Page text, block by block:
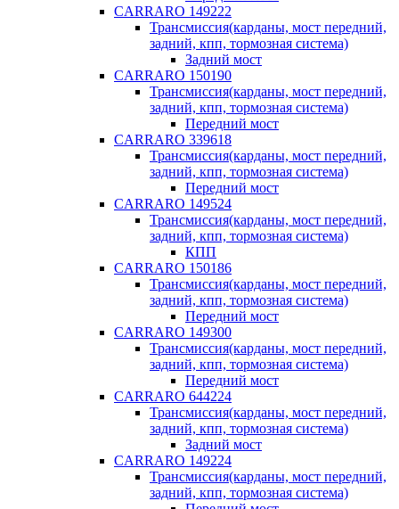
CARRARO 149222
Трансмиссия(карданы, мост передний,
задний, кпп, тормозная система)
Задний мост
CARRARO 150190
Трансмиссия(карданы, мост передний,
задний, кпп, тормозная система)
Передний мост
CARRARO 339618
Трансмиссия(карданы, мост передний,
задний, кпп, тормозная система)
Передний мост
CARRARO 149524
Трансмиссия(карданы, мост передний,
задний, кпп, тормозная система)
КПП
CARRARO 150186
Трансмиссия(карданы, мост передний,
задний, кпп, тормозная система)
Передний мост
CARRARO 149300
Трансмиссия(карданы, мост передний,
задний, кпп, тормозная система)
Передний мост
CARRARO 644224
Трансмиссия(карданы, мост передний,
задний, кпп, тормозная система)
Задний мост
CARRARO 149224
Трансмиссия(карданы, мост передний,
задний, кпп, тормозная система)